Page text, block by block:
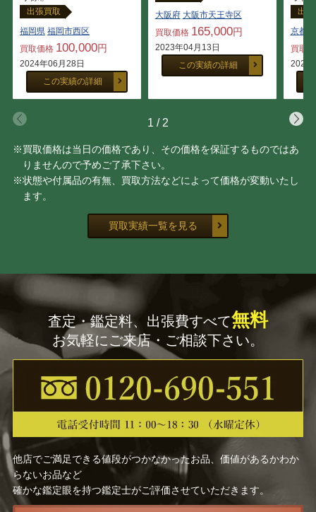
出張買取
福岡県 福岡市西区
買取価格 100,000円
2024年06月28日
この実績の詳細
大阪府 大阪市天王寺区
買取価格 165,000円
2023年04月13日
この実績の詳細
出
京都府
買取
2021
1 / 2
※買取価格は当日の価格であり、その価格を保証するものではあ
りませんので予めご了承下さい。
※状態や付属品の有無、買取方法などによって価格が変動いたし
ます。
買取実績一覧を見る
査定・鑑定料、出張費すべて無料
お気軽にご来店・ご相談下さい。
他店でご満足できる値段がつかなかったお品、価値があるかわか
らないお品など
確かな鑑定眼を持つ鑑定士がご評価させていただきます。